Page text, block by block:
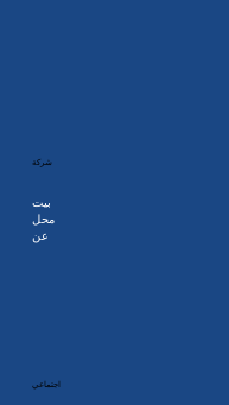
شركة
بيت
محل
عن
اجتماعي